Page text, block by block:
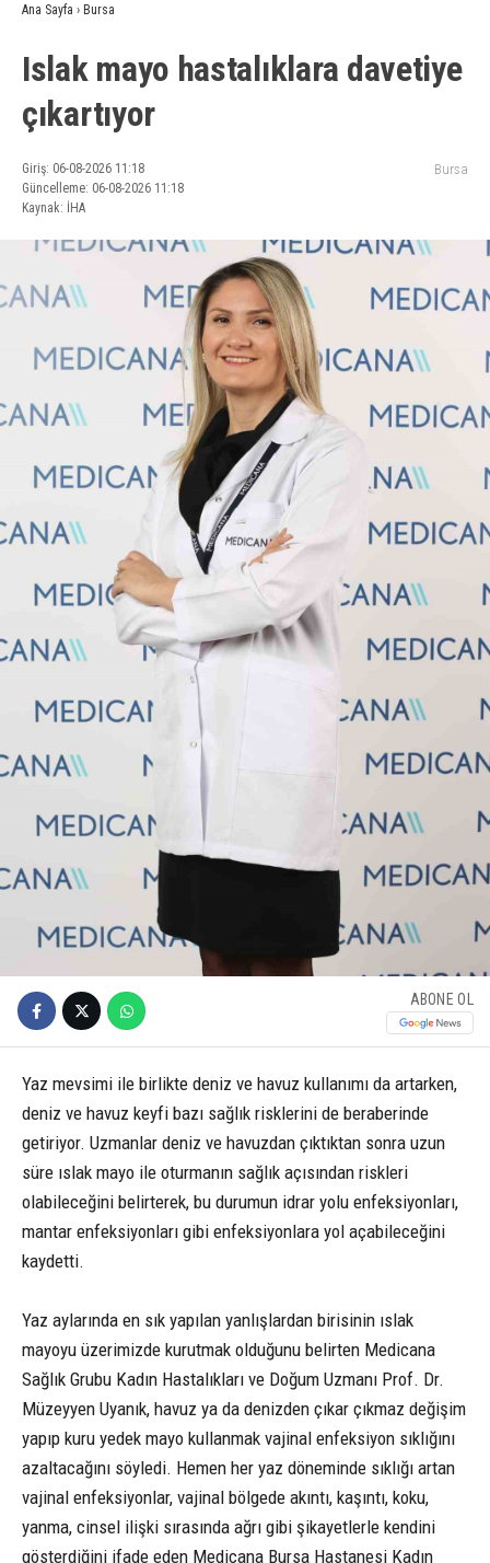
Ana Sayfa › Bursa
Islak mayo hastalıklara davetiye
çıkartıyor
Giriş: 06-08-2026 11:18
Güncelleme: 06-08-2026 11:18
Kaynak: İHA
Bursa
ABONE OL
Yaz mevsimi ile birlikte deniz ve havuz kullanımı da artarken,
deniz ve havuz keyfi bazı sağlık risklerini de beraberinde
getiriyor. Uzmanlar deniz ve havuzdan çıktıktan sonra uzun
süre ıslak mayo ile oturmanın sağlık açısından riskleri
olabileceğini belirterek, bu durumun idrar yolu enfeksiyonları,
mantar enfeksiyonları gibi enfeksiyonlara yol açabileceğini
kaydetti.
Yaz aylarında en sık yapılan yanlışlardan birisinin ıslak
mayoyu üzerimizde kurutmak olduğunu belirten Medicana
Sağlık Grubu Kadın Hastalıkları ve Doğum Uzmanı Prof. Dr.
Müzeyyen Uyanık, havuz ya da denizden çıkar çıkmaz değişim
yapıp kuru yedek mayo kullanmak vajinal enfeksiyon sıklığını
azaltacağını söyledi. Hemen her yaz döneminde sıklığı artan
vajinal enfeksiyonlar, vajinal bölgede akıntı, kaşıntı, koku,
yanma, cinsel ilişki sırasında ağrı gibi şikayetlerle kendini
gösterdiğini ifade eden Medicana Bursa Hastanesi Kadın